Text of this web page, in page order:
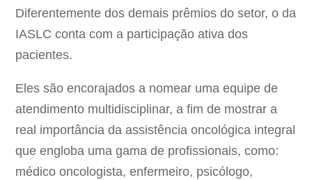
Diferentemente dos demais prêmios do setor, o da
IASLC conta com a participação ativa dos
pacientes.
Eles são encorajados a nomear uma equipe de
atendimento multidisciplinar, a fim de mostrar a
real importância da assistência oncológica integral
que engloba uma gama de profissionais, como:
médico oncologista, enfermeiro, psicólogo,